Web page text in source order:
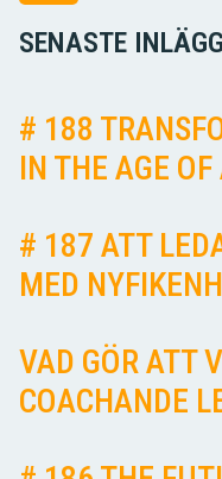
SENASTE
# 188
IN THE AGE OF
# 187 ATT
MED
VAD GÖR ATT
COACHANDE